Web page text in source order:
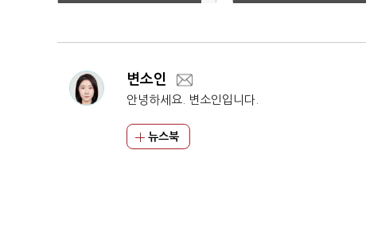
유
변소인
안녕하세요. 변소인입니다.
뉴스북